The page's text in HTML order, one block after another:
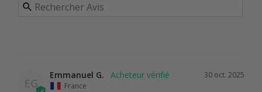
EG
30 oct. 2025
Emmanuel G.
France